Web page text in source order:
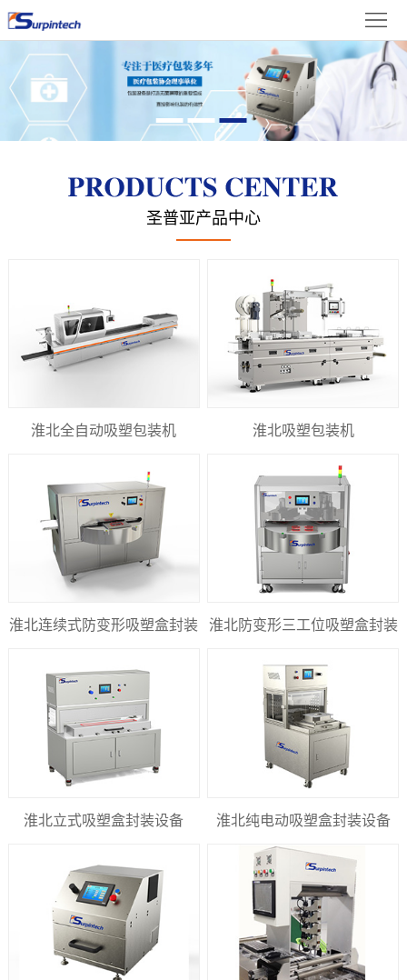
首
我
闻
产
体
圣普亚产品中心
淮北全自动吸塑包装机 淮北吸塑包装机
淮北连续式防变形吸塑盒封装
设备
淮北防变形三工位吸塑盒封装
设备
淮北立式吸塑盒封装设备 淮北纯电动吸塑盒封装设备